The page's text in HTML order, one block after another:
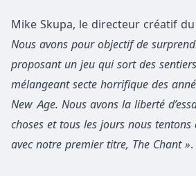
Mike Skupa, le directeur créatif
Nous avons pour objectif de
proposant un jeu qui sort des
mélangeant secte horrifique des
New Age. Nous avons la liberté
choses et tous les jours nous tentons
avec notre premier titre, The Chant ».